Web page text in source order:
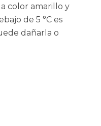
color amarillo y
de 5 °C es
dañarla o